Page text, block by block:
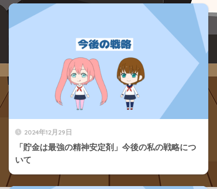
2024年12月29日
「貯金は最強の精神安定剤」今後の私の戦略につ
いて